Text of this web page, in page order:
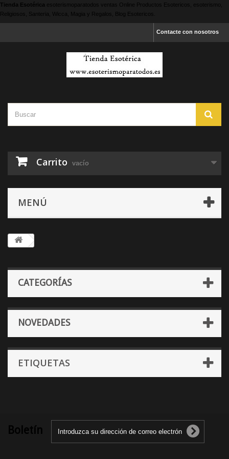
Tienda Esotérica esoterismoparatodos ventas Online Productos Esotericos, esoterismo,
Religiosos, Santeria, Wicca, Magia y Regalos, Blog Esotericos.
Contacte con nosotros
Carrito vacío
MENÚ
CATEGORÍAS
NOVEDADES
ETIQUETAS
Boletín